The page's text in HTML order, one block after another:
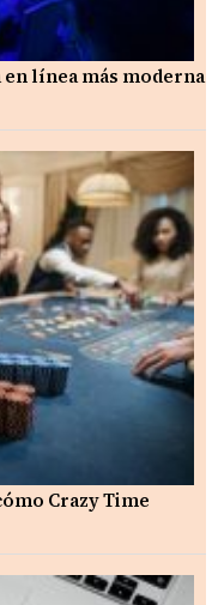
en línea más moderna
Crazy Time